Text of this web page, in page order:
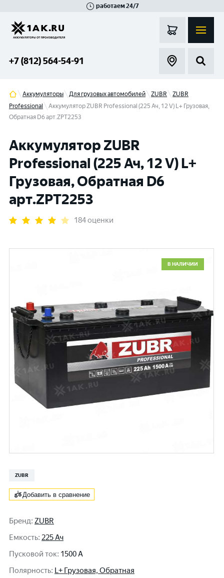
работаем 24/7
+7 (812) 564-54-91
Аккумуляторы Для грузовых автомобилей ZUBR
ZUBR
Professional
Аккумулятор ZUBR Professional (225 Ач, 12 V) L+ Грузовая,
Обратная D6 арт.ZPT2253
Аккумулятор ZUBR
Professional (225 Ач, 12 V) L+
Грузовая, Обратная D6
арт.ZPT2253
184 оценки
В НАЛИЧИИ
ZUBR
Добавить в сравнение
Бренд: ZUBR
Емкость: 225 Ач
Пусковой ток: 1500 A
Полярность: L+ Грузовая, Обратная
Гатчина